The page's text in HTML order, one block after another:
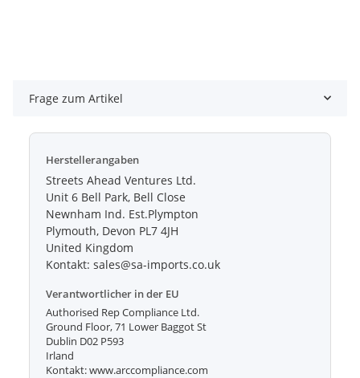
Frage zum Artikel
Herstellerangaben
Streets Ahead Ventures Ltd.
Unit 6 Bell Park, Bell Close
Newnham Ind. Est.Plympton
Plymouth, Devon PL7 4JH
United Kingdom
Kontakt: sales@sa-imports.co.uk
Verantwortlicher in der EU
Authorised Rep Compliance Ltd.
Ground Floor, 71 Lower Baggot St
Dublin D02 P593
Irland
Kontakt: www.arccompliance.com